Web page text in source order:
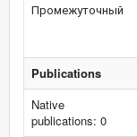
Промежуточный
Publications
Native
publications: 0